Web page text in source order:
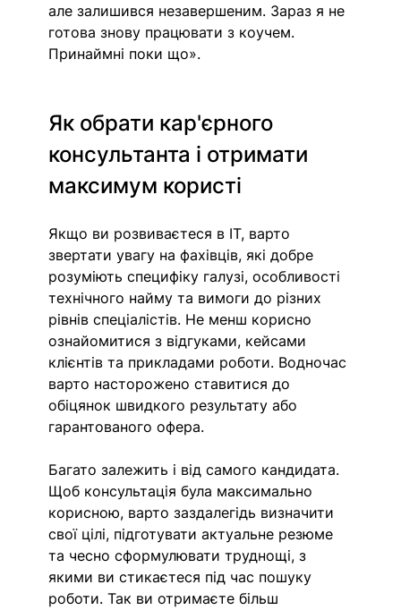
але залишився незавершеним. Зараз я не
готова знову працювати з коучем.
Принаймні поки що».
Як обрати кар'єрного
консультанта і отримати
максимум користі
Якщо ви розвиваєтеся в IT, варто
звертати увагу на фахівців, які добре
розуміють специфіку галузі, особливості
технічного найму та вимоги до різних
рівнів спеціалістів. Не менш корисно
ознайомитися з відгуками, кейсами
клієнтів та прикладами роботи. Водночас
варто насторожено ставитися до
обіцянок швидкого результату або
гарантованого офера.
Багато залежить і від самого кандидата.
Щоб консультація була максимально
корисною, варто заздалегідь визначити
свої цілі, підготувати актуальне резюме
та чесно сформулювати труднощі, з
якими ви стикаєтеся під час пошуку
роботи. Так ви отримаєте більш